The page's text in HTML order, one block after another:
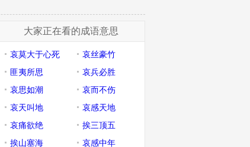
大家正在看的成语意思
哀莫大于心死
哀丝豪竹
匪夷所思
哀兵必胜
哀思如潮
哀而不伤
哀天叫地
哀感天地
哀痛欲绝
挨三顶五
挨山塞海
哀感中年